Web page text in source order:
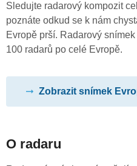
Sledujte radarový kompozit
poznáte odkud se k nám
Evropě prší. Radarový
100 radarů po celé Evropě.
Zobrazit snímek
O radaru